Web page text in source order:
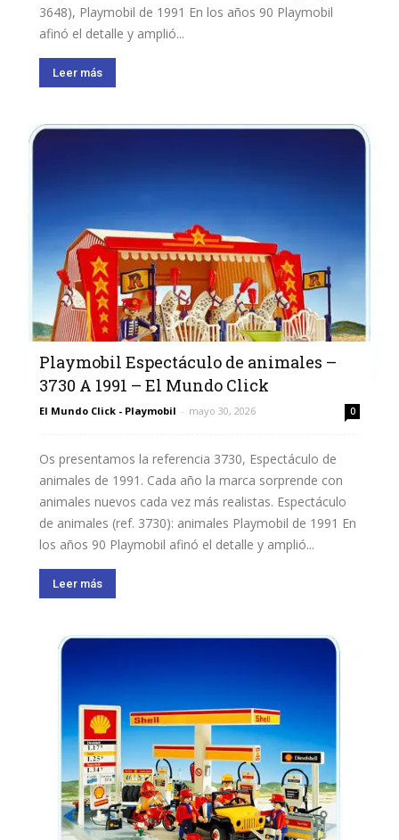
3648), Playmobil de 1991 En los años 90 Playmobil
afinó el detalle y amplió...
Leer más
Playmobil Espectáculo de animales –
3730 A 1991 – El Mundo Click
El Mundo Click - Playmobil - mayo 30, 2026 0
Os presentamos la referencia 3730, Espectáculo de
animales de 1991. Cada año la marca sorprende con
animales nuevos cada vez más realistas. Espectáculo
de animales (ref. 3730): animales Playmobil de 1991 En
los años 90 Playmobil afinó el detalle y amplió...
Leer más